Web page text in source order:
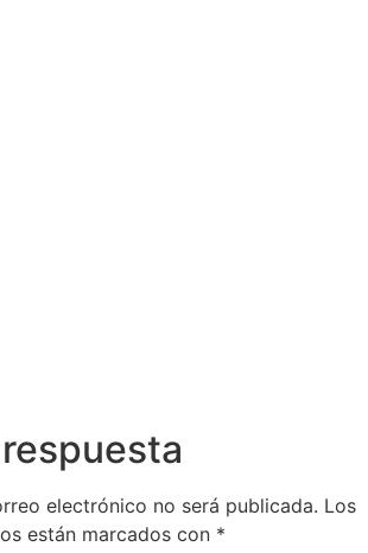
electrónico no será publicada. Los
están marcados con *